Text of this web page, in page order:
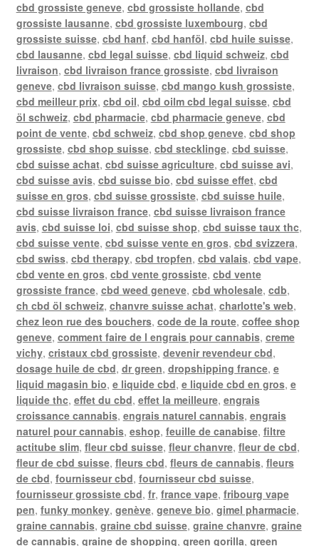
cbd grossiste geneve, cbd grossiste hollande, cbd
grossiste lausanne, cbd grossiste luxembourg, cbd
grossiste suisse, cbd hanf, cbd hanföl, cbd huile suisse,
cbd lausanne, cbd legal suisse, cbd liquid schweiz, cbd
livraison, cbd livraison france grossiste, cbd livraison
geneve, cbd livraison suisse, cbd mango kush grossiste,
cbd meilleur prix, cbd oil, cbd oilm cbd legal suisse, cbd
öl schweiz, cbd pharmacie, cbd pharmacie geneve, cbd
point de vente, cbd schweiz, cbd shop geneve, cbd shop
grossiste, cbd shop suisse, cbd stecklinge, cbd suisse,
cbd suisse achat, cbd suisse agriculture, cbd suisse avi,
cbd suisse avis, cbd suisse bio, cbd suisse effet, cbd
suisse en gros, cbd suisse grossiste, cbd suisse huile,
cbd suisse livraison france, cbd suisse livraison france
avis, cbd suisse loi, cbd suisse shop, cbd suisse taux thc,
cbd suisse vente, cbd suisse vente en gros, cbd svizzera,
cbd swiss, cbd therapy, cbd tropfen, cbd valais, cbd vape,
cbd vente en gros, cbd vente grossiste, cbd vente
grossiste france, cbd weed geneve, cbd wholesale, cdb,
ch cbd öl schweiz, chanvre suisse achat, charlotte's web,
chez leon rue des bouchers, code de la route, coffee shop
geneve, comment faire de l engrais pour cannabis, creme
vichy, cristaux cbd grossiste, devenir revendeur cbd,
dosage huile de cbd, dr green, dropshipping france, e
liquid magasin bio, e liquide cbd, e liquide cbd en gros, e
liquide thc, effet du cbd, effet la meilleure, engrais
croissance cannabis, engrais naturel cannabis, engrais
naturel pour cannabis, eshop, feuille de canabise, filtre
actitube slim, fleur cbd suisse, fleur chanvre, fleur de cbd,
fleur de cbd suisse, fleurs cbd, fleurs de cannabis, fleurs
de cbd, fournisseur cbd, fournisseur cbd suisse,
fournisseur grossiste cbd, fr, france vape, fribourg vape
pen, funky monkey, genève, geneve bio, gimel pharmacie,
graine cannabis, graine cbd suisse, graine chanvre, graine
de cannabis, graine de shopping, green gorilla, green